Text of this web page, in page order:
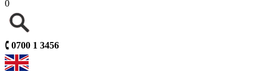
0
🕻 0700 1 3456